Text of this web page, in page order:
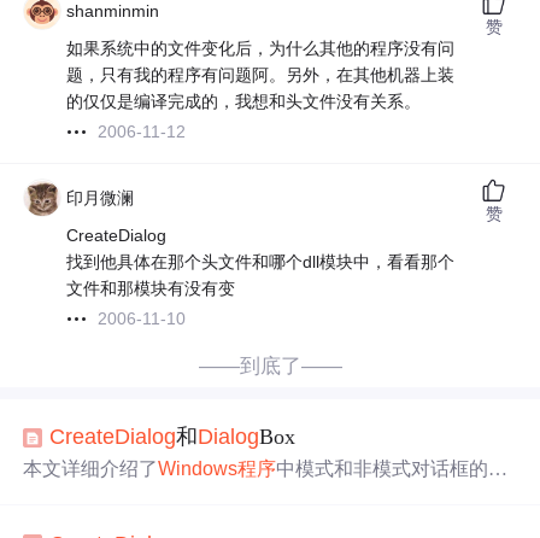
shanminmin
如果系统中的文件变化后，为什么其他的程序没有问
题，只有我的程序有问题阿。另外，在其他机器上装
的仅仅是编译完成的，我想和头文件没有关系。
2006-11-12
赞
印月微澜
CreateDialog
找到他具体在那个头文件和哪个dll模块中，看看那个
文件和那模块有没有变
2006-11-10
赞
——到底了——
CreateDialog和DialogBox
本文详细介绍了Windows程序中模式和非模式对话框的创